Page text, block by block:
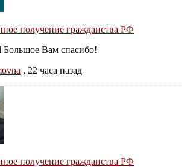
получение гражданства РФ
Большое Вам спасибо!
, 22 часа назад
получение гражданства РФ